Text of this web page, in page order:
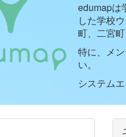
edumapは
した学校
町、二宮
特に、メ
い。
システム